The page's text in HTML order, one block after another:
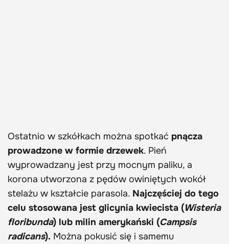
Ostatnio w szkółkach można spotkać pnącza
prowadzone w formie drzewek. Pień
wyprowadzany jest przy mocnym paliku, a
korona utworzona z pędów owiniętych wokół
stelażu w kształcie parasola. Najczęściej do tego
celu stosowana jest glicynia kwiecista (Wisteria
floribunda) lub milin amerykański (Campsis
radicans). Można pokusić się i samemu